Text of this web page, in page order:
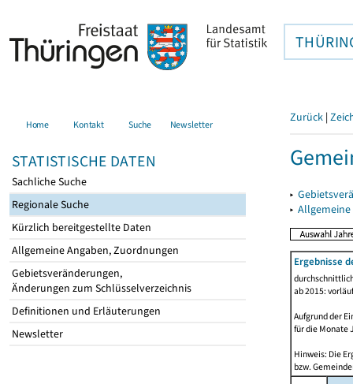
Home Kontakt Suche Newsletter
STATISTISCHE DATEN
Sachliche Suche
Regionale Suche
Kürzlich bereitgestellte Daten
Allgemeine Angaben, Zuordnungen
Gebietsveränderungen,
Änderungen zum Schlüsselverzeichnis
Definitionen und Erläuterungen
Newsletter
Zurück |
▸
▸
Ergebnisse
ab 2015:
Aufgrund der
für die Monate
Hinweis: Die
bzw.